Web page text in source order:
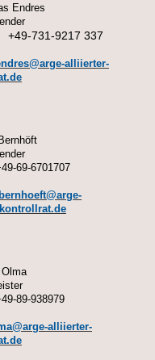
Endres
+49-731-9217 337
alliierter-
69-6701707
@arge-
Olma
89-938979
alliierter-